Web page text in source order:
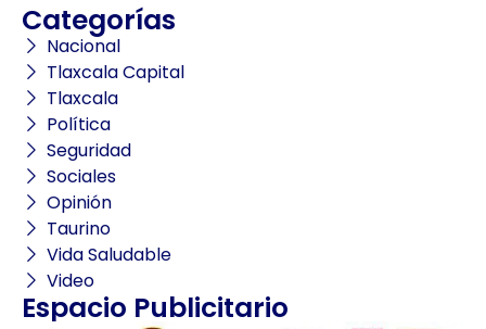
Categorías
Nacional
Tlaxcala Capital
Tlaxcala
Política
Seguridad
Sociales
Opinión
Taurino
Vida Saludable
Video
Espacio Publicitario